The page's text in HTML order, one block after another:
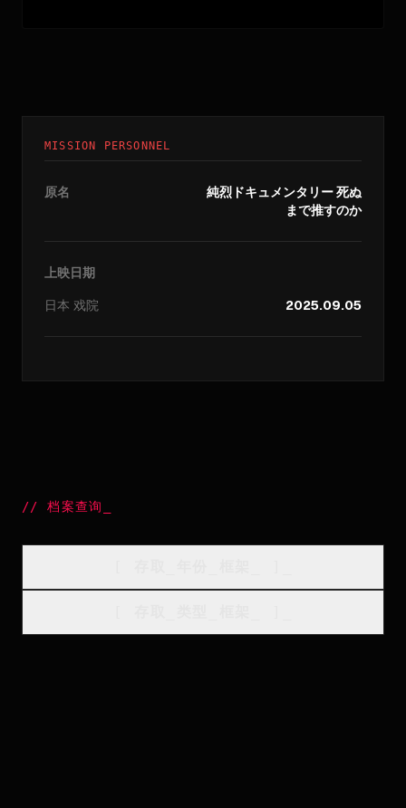
MISSION PERSONNEL
原名
純烈ドキュメンタリー 死ぬ
まで推すのか
上映日期
日本 戏院 2025.09.05
//档案查询